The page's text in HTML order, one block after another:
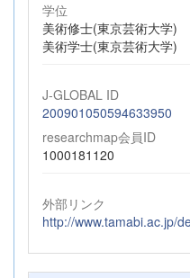
学位
美術修士(東京芸術大学)
美術学士(東京芸術大学)
J-GLOBAL ID
200901050594633950
researchmap会員ID
1000181120
外部リンク
http://www.tamabi.ac.jp/